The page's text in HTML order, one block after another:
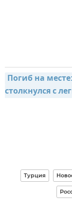
Погиб на
столкнулся с
Турция